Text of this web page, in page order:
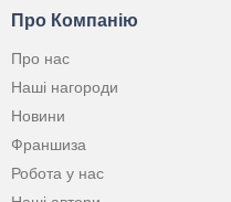
Про Компанію
Про нас
Наші нагороди
Новини
Франшиза
Робота у нас